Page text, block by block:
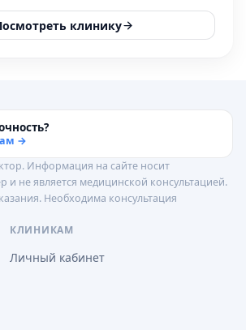
клинику
→
Информация на сайте носит
и не является медицинской консультацией.
Необходима консультация
КЛИНИКАМ
Личный кабинет